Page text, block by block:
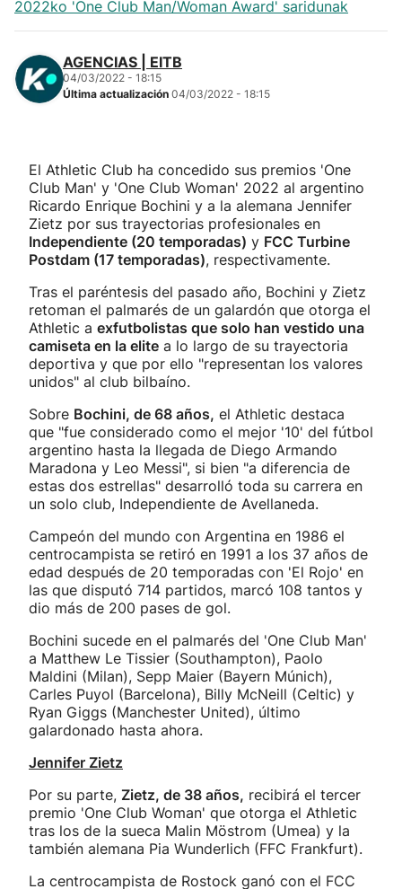
2022ko 'One Club Man/Woman Award' saridunak
AGENCIAS | EITB
04/03/2022 - 18:15
Última actualización 04/03/2022 - 18:15
El Athletic Club ha concedido sus premios 'One
Club Man' y 'One Club Woman' 2022 al argentino
Ricardo Enrique Bochini y a la alemana Jennifer
Zietz por sus trayectorias profesionales en
Independiente (20 temporadas) y FCC Turbine
Postdam (17 temporadas), respectivamente.
Tras el paréntesis del pasado año, Bochini y Zietz
retoman el palmarés de un galardón que otorga el
Athletic a exfutbolistas que solo han vestido una
camiseta en la elite a lo largo de su trayectoria
deportiva y que por ello "representan los valores
unidos" al club bilbaíno.
Sobre Bochini, de 68 años, el Athletic destaca
que "fue considerado como el mejor '10' del fútbol
argentino hasta la llegada de Diego Armando
Maradona y Leo Messi", si bien "a diferencia de
estas dos estrellas" desarrolló toda su carrera en
un solo club, Independiente de Avellaneda.
Campeón del mundo con Argentina en 1986 el
centrocampista se retiró en 1991 a los 37 años de
edad después de 20 temporadas con 'El Rojo' en
las que disputó 714 partidos, marcó 108 tantos y
dio más de 200 pases de gol.
Bochini sucede en el palmarés del 'One Club Man'
a Matthew Le Tissier (Southampton), Paolo
Maldini (Milan), Sepp Maier (Bayern Múnich),
Carles Puyol (Barcelona), Billy McNeill (Celtic) y
Ryan Giggs (Manchester United), último
galardonado hasta ahora.
Jennifer Zietz
Por su parte, Zietz, de 38 años, recibirá el tercer
premio 'One Club Woman' que otorga el Athletic
tras los de la sueca Malin Möstrom (Umea) y la
también alemana Pia Wunderlich (FFC Frankfurt).
La centrocampista de Rostock ganó con el FCC